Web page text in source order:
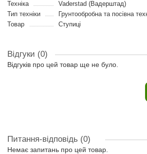
Техніка
Vaderstad (Вадерштад)
Тип техніки
Грунтообробна та посівна
Товар
Ступиці
Відгуки (0)
Відгуків про цей товар ще не було.
Питання-відповідь (0)
Немає запитань про цей товар.